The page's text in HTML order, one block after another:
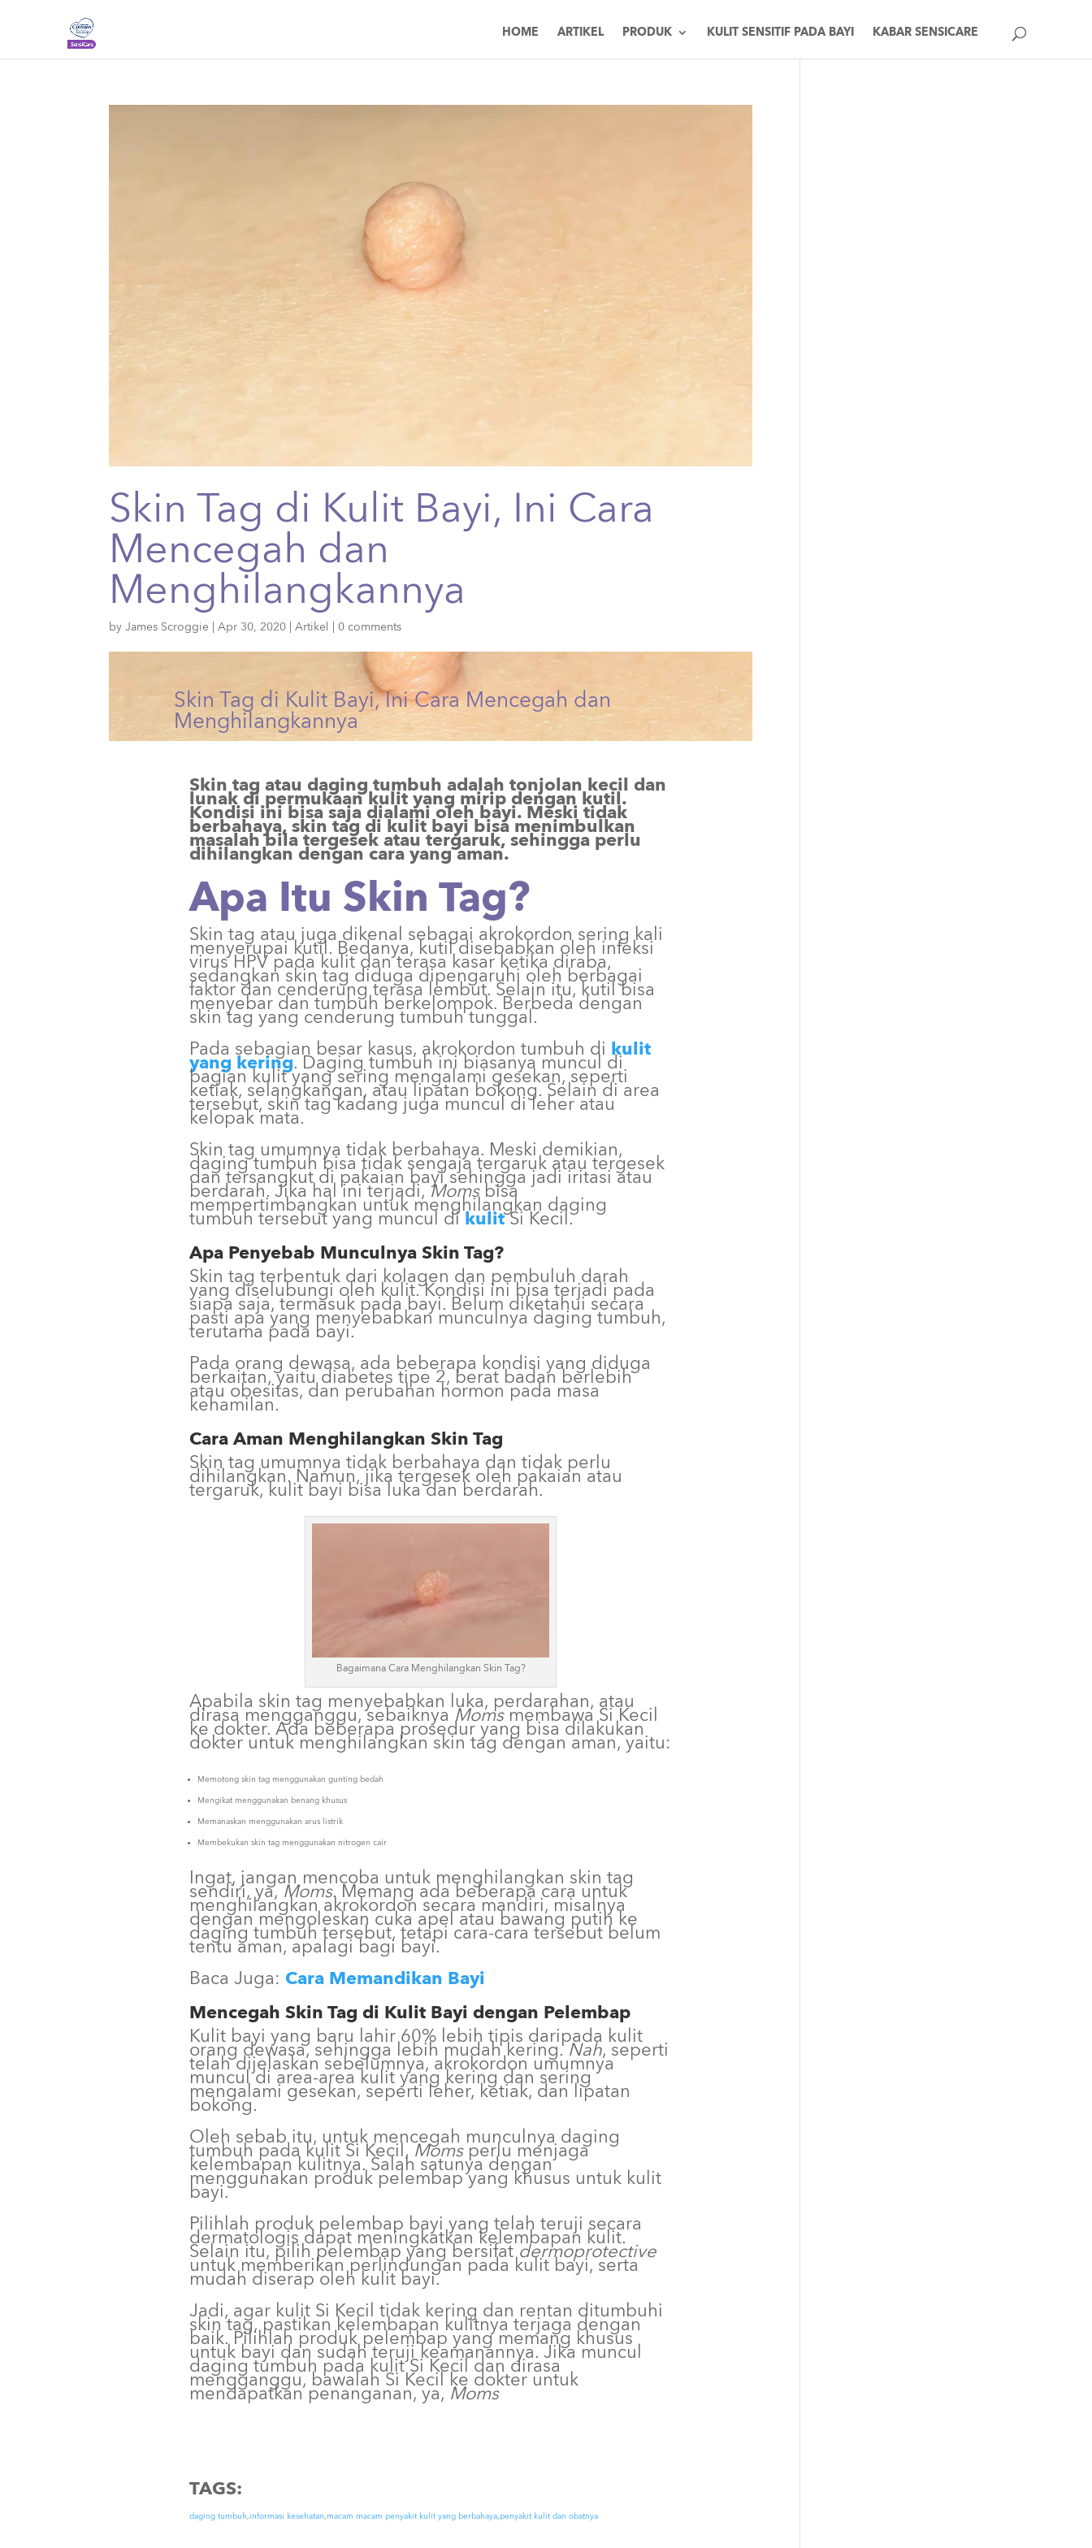
HOME ARTIKEL PRODUK KULIT SENSITIF PADA BAYI KABAR SENSICARE
Skin Tag di Kulit Bayi, Ini Cara
Mencegah dan
Menghilangkannya
byJames Scroggie |Apr 30, 2020 |Artikel |0 comments
Skin Tag di Kulit Bayi, Ini Cara Mencegah dan
Menghilangkannya
Skin tag atau daging tumbuh adalah tonjolan kecil dan
lunak di permukaan kulit yang mirip dengan kutil.
Kondisi ini bisa saja dialami oleh bayi. Meski tidak
berbahaya, skin tag di kulit bayi bisa menimbulkan
masalah bila tergesek atau tergaruk, sehingga perlu
dihilangkan dengan cara yang aman.
Apa Itu Skin Tag?
Skin tag atau juga dikenal sebagai akrokordon sering kali
menyerupai kutil. Bedanya, kutil disebabkan oleh infeksi
virus HPV pada kulit dan terasa kasar ketika diraba,
sedangkan skin tag diduga dipengaruhi oleh berbagai
faktor dan cenderung terasa lembut. Selain itu, kutil bisa
menyebar dan tumbuh berkelompok. Berbeda dengan
skin tag yang cenderung tumbuh tunggal.
Pada sebagian besar kasus, akrokordon tumbuh di kulit
yang kering. Daging tumbuh ini biasanya muncul di
bagian kulit yang sering mengalami gesekan, seperti
ketiak, selangkangan, atau lipatan bokong. Selain di area
tersebut, skin tag kadang juga muncul di leher atau
kelopak mata.
Skin tag umumnya tidak berbahaya. Meski demikian,
daging tumbuh bisa tidak sengaja tergaruk atau tergesek
dan tersangkut di pakaian bayi sehingga jadi iritasi atau
berdarah. Jika hal ini terjadi, Moms bisa
mempertimbangkan untuk menghilangkan daging
tumbuh tersebut yang muncul di kulitSi Kecil.
Apa Penyebab Munculnya Skin Tag?
Skin tag terbentuk dari kolagen dan pembuluh darah
yang diselubungi oleh kulit. Kondisi ini bisa terjadi pada
siapa saja, termasuk pada bayi. Belum diketahui secara
pasti apa yang menyebabkan munculnya daging tumbuh,
terutama pada bayi.
Pada orang dewasa, ada beberapa kondisi yang diduga
berkaitan, yaitu diabetes tipe 2, berat badan berlebih
atau obesitas, dan perubahan hormon pada masa
kehamilan.
Cara Aman Menghilangkan Skin Tag
Skin tag umumnya tidak berbahaya dan tidak perlu
dihilangkan. Namun, jika tergesek oleh pakaian atau
tergaruk, kulit bayi bisa luka dan berdarah.
Bagaimana Cara Menghilangkan Skin Tag?
Apabila skin tag menyebabkan luka, perdarahan, atau
dirasa mengganggu, sebaiknya Moms membawa Si Kecil
ke dokter. Ada beberapa prosedur yang bisa dilakukan
dokter untuk menghilangkan skin tag dengan aman, yaitu:
Memotong skin tag menggunakan gunting bedah
Mengikat menggunakan benang khusus
Memanaskan menggunakan arus listrik
Membekukan skin tag menggunakan nitrogen cair
Ingat, jangan mencoba untuk menghilangkan skin tag
sendiri, ya, Moms. Memang ada beberapa cara untuk
menghilangkan akrokordon secara mandiri, misalnya
dengan mengoleskan cuka apel atau bawang putih ke
daging tumbuh tersebut, tetapi cara-cara tersebut belum
tentu aman, apalagi bagi bayi.
Baca Juga: Cara Memandikan Bayi
Mencegah Skin Tag di Kulit Bayi dengan Pelembap
Kulit bayi yang baru lahir 60% lebih tipis daripada kulit
orang dewasa, sehingga lebih mudah kering. Nah, seperti
telah dijelaskan sebelumnya, akrokordon umumnya
muncul di area-area kulit yang kering dan sering
mengalami gesekan, seperti leher, ketiak, dan lipatan
bokong.
Oleh sebab itu, untuk mencegah munculnya daging
tumbuh pada kulit Si Kecil, Moms perlu menjaga
kelembapan kulitnya. Salah satunya dengan
menggunakan produk pelembap yang khusus untuk kulit
bayi.
Pilihlah produk pelembap bayi yang telah teruji secara
dermatologis dapat meningkatkan kelembapan kulit.
Selain itu, pilih pelembap yang bersifatdermoprotective
untuk memberikan perlindungan pada kulit bayi, serta
mudah diserap oleh kulit bayi.
Jadi, agar kulit Si Kecil tidak kering dan rentan ditumbuhi
skin tag, pastikan kelembapan kulitnya terjaga dengan
baik. Pilihlah produk pelembap yang memang khusus
untuk bayi dan sudah teruji keamanannya. Jika muncul
daging tumbuh pada kulit Si Kecil dan dirasa
mengganggu, bawalah Si Kecil ke dokter untuk
mendapatkan penanganan, ya, Moms
TAGS:
daging tumbuh ,informasi kesehatan ,macam macam penyakit kulit yang berbahaya, penyakit kulit dan obatnya